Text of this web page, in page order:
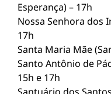
Esperança) – 17h
Nossa Senhora dos
17h
Santa Maria Mãe
Santo Antônio de
15h e 17h